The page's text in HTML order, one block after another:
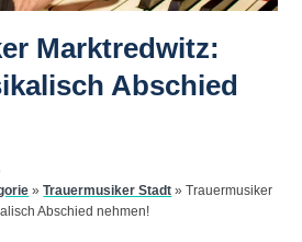
Marktredwitz:
Abschied
»Trauermusiker Stadt »Trauermusiker
Abschied nehmen!